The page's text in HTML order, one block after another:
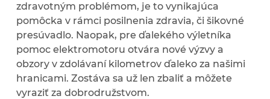
zdravotným problémom, je to vynikajúca
pomôcka v rámci posilnenia zdravia, či šikovné
presúvadlo. Naopak, pre ďalekého výletníka
pomoc elektromotoru otvára nové výzvy a
obzory v zdolávaní kilometrov ďaleko za našimi
hranicami. Zostáva sa už len zbaliť a môžete
vyraziť za dobrodružstvom.